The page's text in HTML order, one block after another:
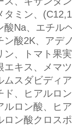
タミン、
酸Na、エチル
ン酸2K、アデ
ン、トマト果
エキス、メマ
ムスダビディ
ド、ヒアルロ
ルロン酸、ヒ
ロン酸クロス